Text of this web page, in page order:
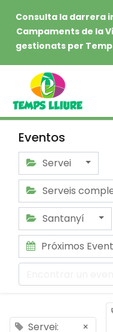
Consulta la darrera
Campaments de la
gestionats per
Eventos
Servei
Serveis
Santanyí
Próximos
Servei:
×